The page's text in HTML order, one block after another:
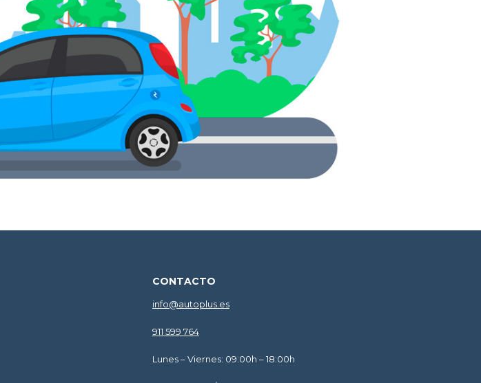
CONTACTO
info@autoplus.es
911 599 764
Lunes – Viernes: 09:00h – 18:00h